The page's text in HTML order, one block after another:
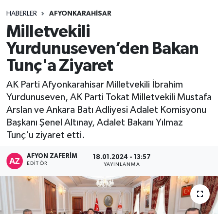
HABERLER AFYONKARAHİSAR
Milletvekili
Yurdunuseven’den Bakan
Tunç'a Ziyaret
AK Parti Afyonkarahisar Milletvekili İbrahim
Yurdunuseven, AK Parti Tokat Milletvekili Mustafa
Arslan ve Ankara Batı Adliyesi Adalet Komisyonu
Başkanı Şenel Altınay, Adalet Bakanı Yılmaz
Tunç'u ziyaret etti.
AFYON ZAFERİM
EDITÖR
18.01.2024 - 13:57
YAYINLANMA